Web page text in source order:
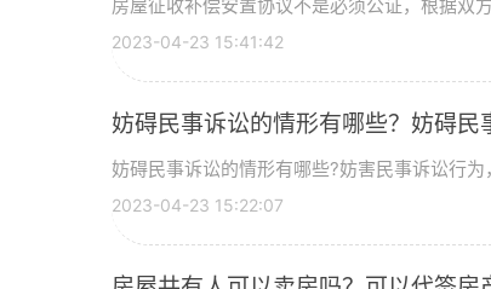
房屋征收补偿安置协议不是必须公证，根据双
2023-04-23 15:41:42
妨碍民事诉讼的情形有哪些？妨碍民
妨碍民事诉讼的情形有哪些?妨害民事诉讼行
2023-04-23 15:22:07